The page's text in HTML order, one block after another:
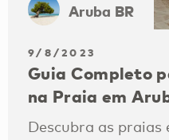
Aruba BR
9/8/2023
Guia Completo
na Praia em
Descubra as praias